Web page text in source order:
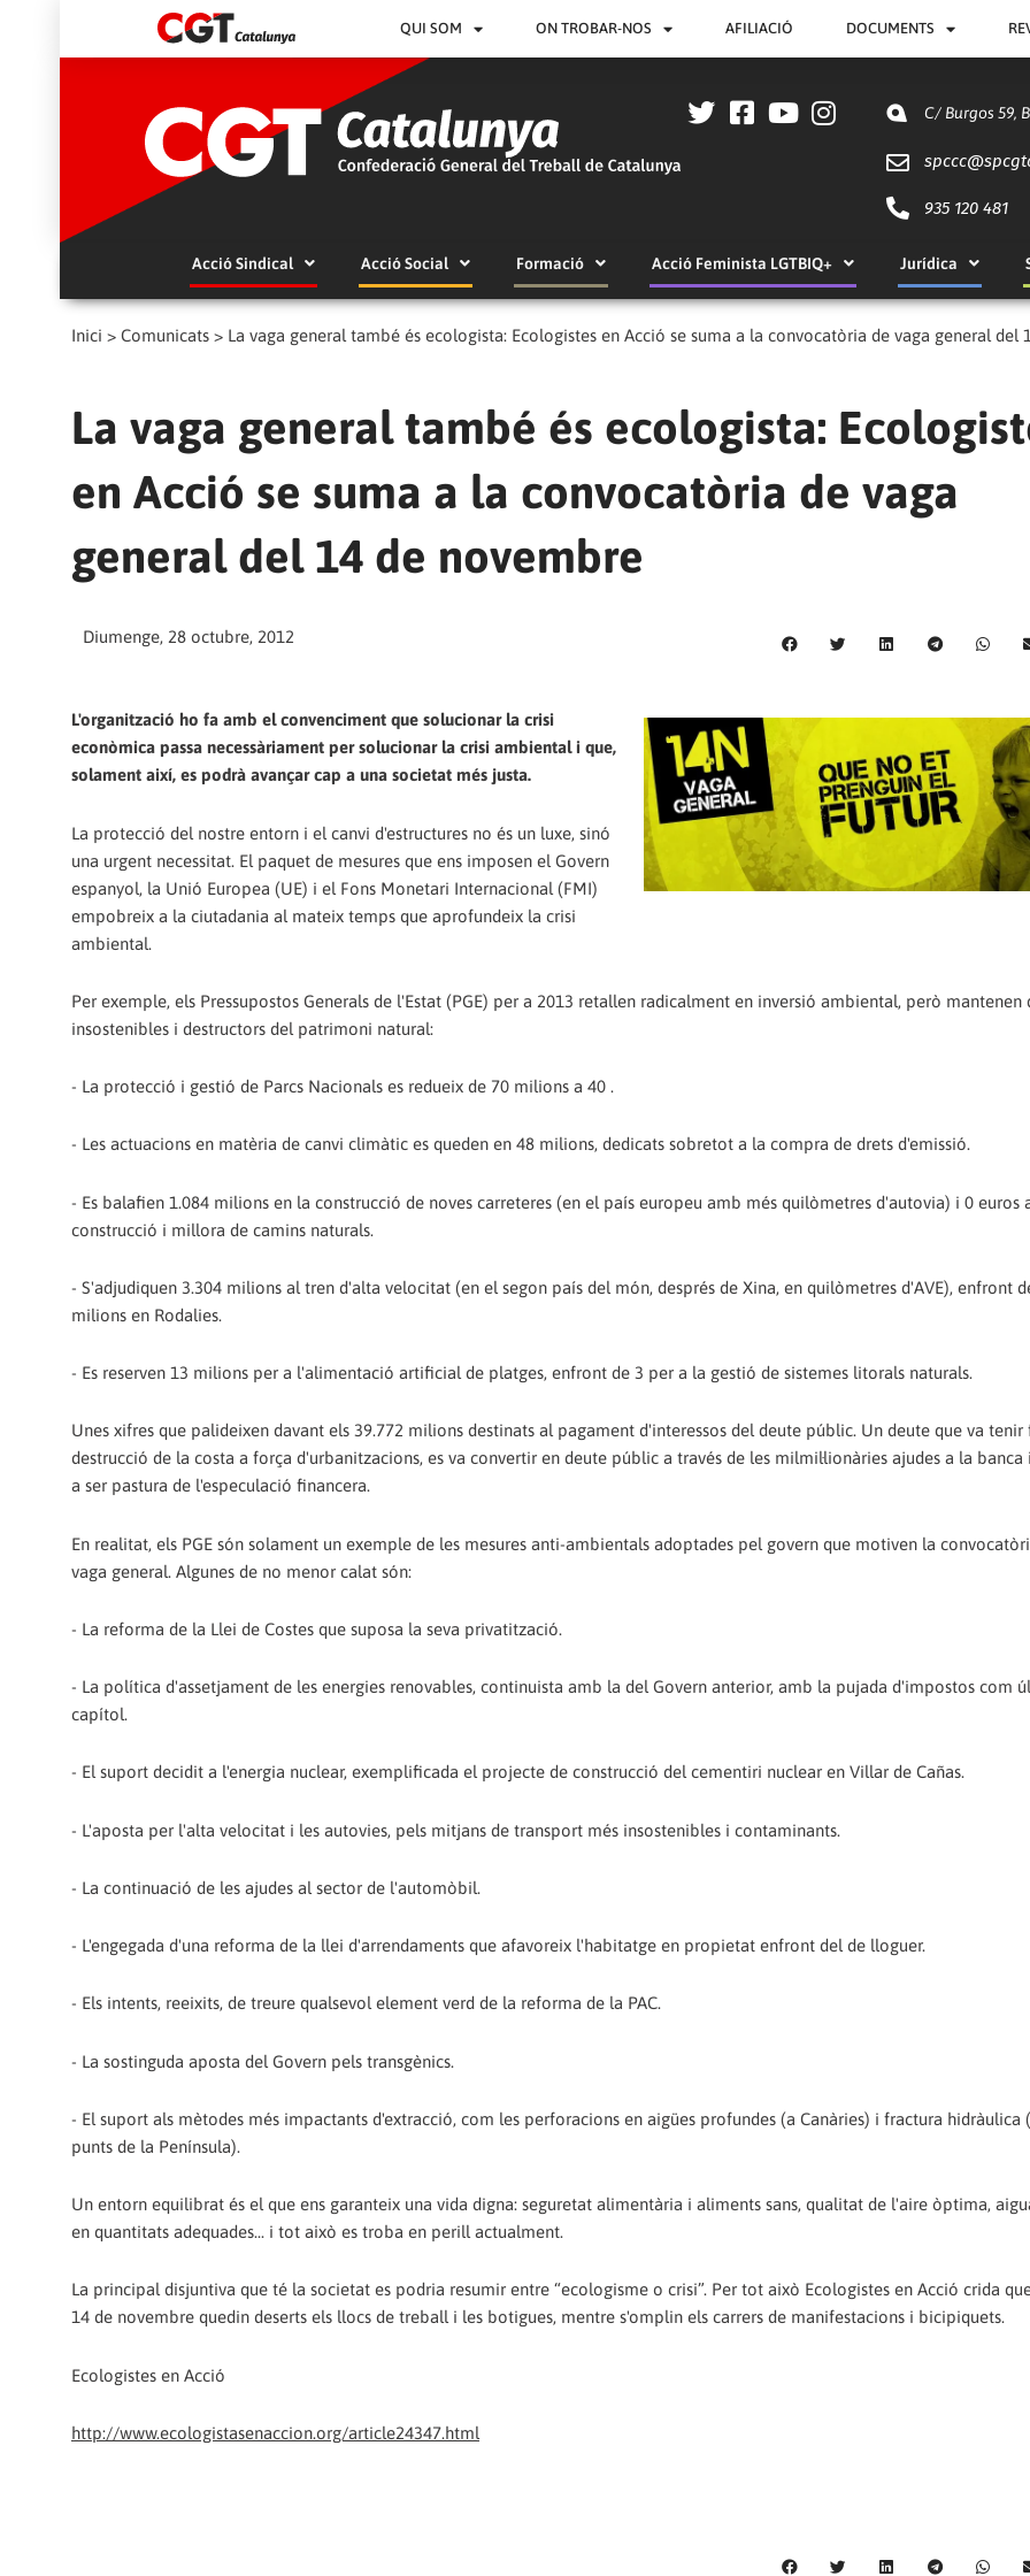
QUI SOM ON TROBAR-NOS AFILIACIÓ DOCUMENTS
C/ Burgos 59,
spccc@
935 120 481
Acció Sindical Acció Social Formació Acció Feminista LGTBIQ+ Jurídica
Inici > Comunicats > La vaga general també és ecologista: Ecologistes en Acció se suma a la convocatòria de vaga general del
La vaga general també és ecologista:
en Acció se suma a la convocatòria de vaga
general del 14 de novembre
Diumenge, 28 octubre, 2012
L'organització ho fa amb el convenciment que solucionar la crisi
econòmica passa necessàriament per solucionar la crisi ambiental i que,
solament així, es podrà avançar cap a una societat més justa.
La protecció del nostre entorn i el canvi d'estructures no és un luxe, sinó
una urgent necessitat. El paquet de mesures que ens imposen el Govern
espanyol, la Unió Europea (UE) i el Fons Monetari Internacional (FMI)
empobreix a la ciutadania al mateix temps que aprofundeix la crisi
ambiental.
Per exemple, els Pressupostos Generals de l'Estat (PGE) per a 2013 retallen radicalment en inversió ambiental, però mantenen
insostenibles i destructors del patrimoni natural:
- La protecció i gestió de Parcs Nacionals es redueix de 70 milions a 40 .
- Les actuacions en matèria de canvi climàtic es queden en 48 milions, dedicats sobretot a la compra de drets d'emissió.
- Es balafien 1.084 milions en la construcció de noves carreteres (en el país europeu amb més quilòmetres d'autovia) i 0 euros
construcció i millora de camins naturals.
- S'adjudiquen 3.304 milions al tren d'alta velocitat (en el segon país del món, després de Xina, en quilòmetres d'AVE), enfront
milions en Rodalies.
- Es reserven 13 milions per a l'alimentació artificial de platges, enfront de 3 per a la gestió de sistemes litorals naturals.
Unes xifres que palideixen davant els 39.772 milions destinats al pagament d'interessos del deute públic. Un deute que va tenir
destrucció de la costa a força d'urbanitzacions, es va convertir en deute públic a través de les milmil·lionàries ajudes a la banca
a ser pastura de l'especulació financera.
En realitat, els PGE són solament un exemple de les mesures anti-ambientals adoptades pel govern que motiven la
vaga general. Algunes de no menor calat són:
- La reforma de la Llei de Costes que suposa la seva privatització.
- La política d'assetjament de les energies renovables, continuista amb la del Govern anterior, amb la pujada d'impostos com
capítol.
- El suport decidit a l'energia nuclear, exemplificada el projecte de construcció del cementiri nuclear en Villar de Cañas.
- L'aposta per l'alta velocitat i les autovies, pels mitjans de transport més insostenibles i contaminants.
- La continuació de les ajudes al sector de l'automòbil.
- L'engegada d'una reforma de la llei d'arrendaments que afavoreix l'habitatge en propietat enfront del de lloguer.
- Els intents, reeixits, de treure qualsevol element verd de la reforma de la PAC.
- La sostinguda aposta del Govern pels transgènics.
- El suport als mètodes més impactants d'extracció, com les perforacions en aigües profundes (a Canàries) i fractura hidràulica
punts de la Península).
Un entorn equilibrat és el que ens garanteix una vida digna: seguretat alimentària i aliments sans, qualitat de l'aire òptima,
en quantitats adequades... i tot això es troba en perill actualment.
La principal disjuntiva que té la societat es podria resumir entre “ecologisme o crisi”. Per tot això Ecologistes en Acció crida
14 de novembre quedin deserts els llocs de treball i les botigues, mentre s'omplin els carrers de manifestacions i bicipiquets.
Ecologistes en Acció
http://www.ecologistasenaccion.org/article24347.html